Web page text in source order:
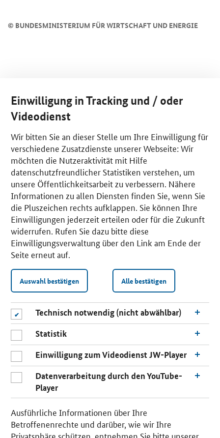
n
© BUNDESMINISTERIUM FÜR WIRTSCHAFT UND ENERGIE
Einwilligung in Tracking und / oder
Videodienst
Wir bitten Sie an dieser Stelle um Ihre Einwilligung für
verschiedene Zusatzdienste unserer Webseite: Wir
möchten die Nutzeraktivität mit Hilfe
datenschutzfreundlicher Statistiken verstehen, um
unsere Öffentlichkeitsarbeit zu verbessern. Nähere
Informationen zu allen Diensten finden Sie, wenn Sie
die Pluszeichen rechts aufklappen. Sie können Ihre
Einwilligungen jederzeit erteilen oder für die Zukunft
widerrufen. Rufen Sie dazu bitte diese
Einwilligungsverwaltung über den Link am Ende der
Seite erneut auf.
Auswahl bestätigen Alle bestätigen
Technisch notwendig (nicht abwählbar)
Statistik
Einwilligung zum Videodienst JW-Player
Datenverarbeitung durch den YouTube-
Player
Ausführliche Informationen über Ihre
Betroffenenrechte und darüber, wie wir Ihre
Privatsphäre schützen, entnehmen Sie bitte unserer